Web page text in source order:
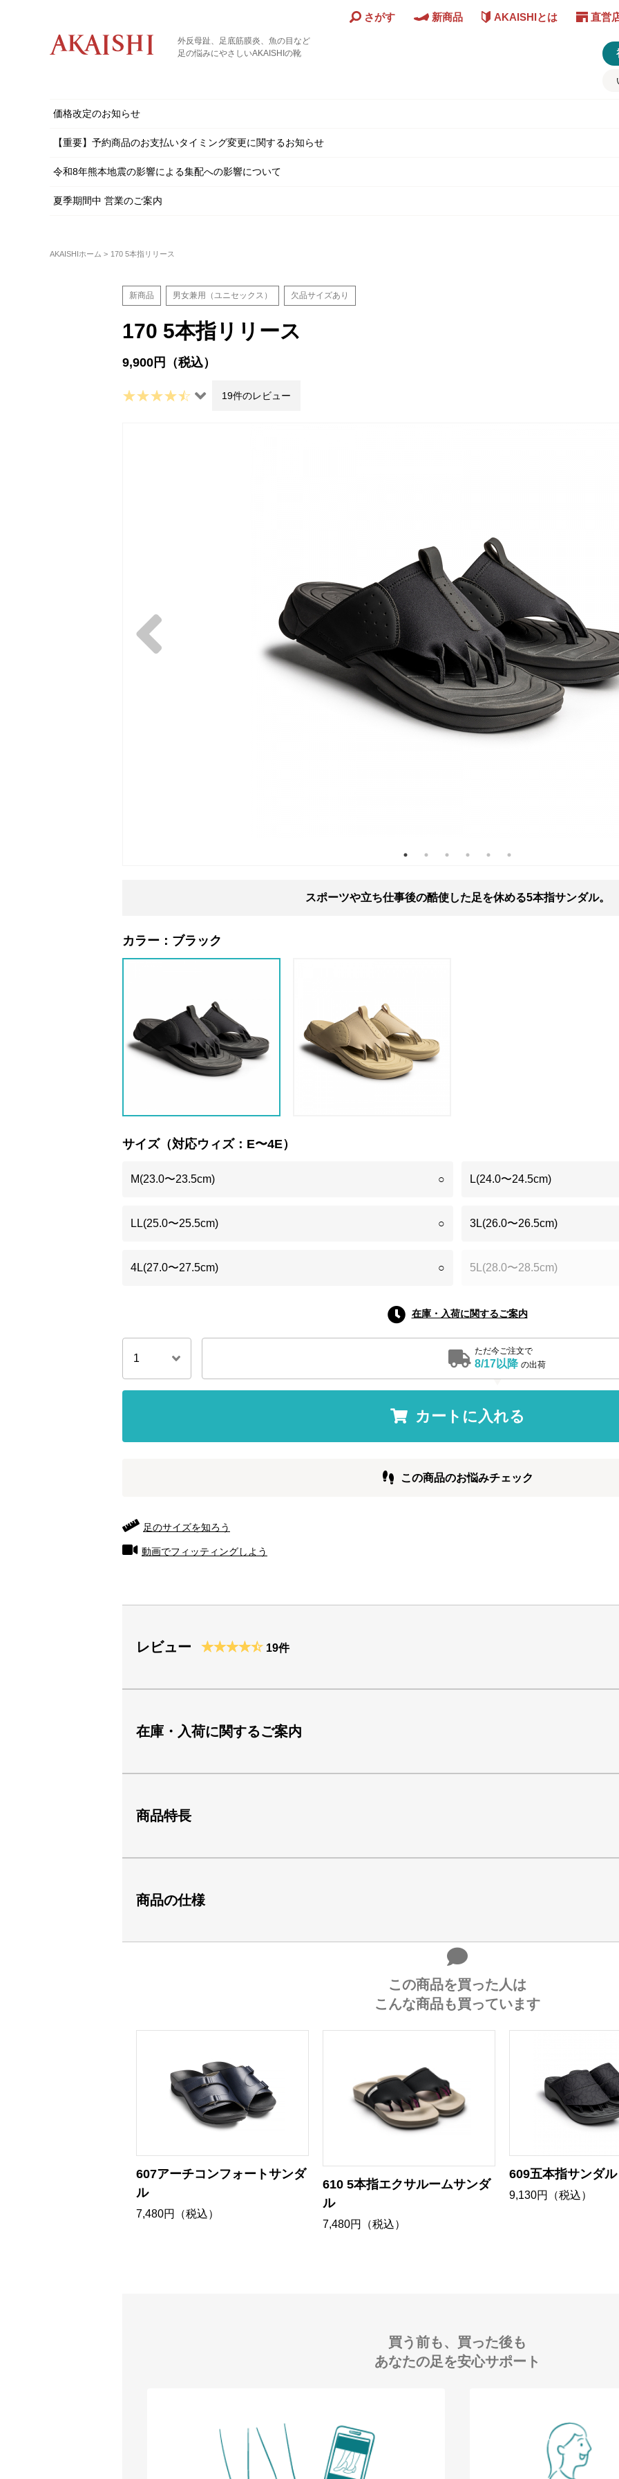
外反母趾、足底筋膜炎、魚の目など
足の悩みにやさしいAKAISHIの靴
さがす 新商品 AKAISHIとは 直営
価格改定のお知らせ
【重要】予約商品のお支払いタイミング変更に関するお知らせ
令和8年熊本地震の影響による集配への影響について
夏季期間中 営業のご案内
AKAISHIホーム 170 5本指リリース
新商品 男女兼用（ユニセックス） 欠品サイズあり
170 5本指リリース
9,900円（税込）
19件のレビュー
スポーツや立ち仕事後の酷使した足を休める5本指サンダル。
カラー： ブラック
サイズ（対応ウィズ：E〜4E）
M(23.0〜23.5cm) ○ L(24.0〜24.5cm)
LL(25.0〜25.5cm) ○ 3L(26.0〜26.5cm)
4L(27.0〜27.5cm) ○ 5L(28.0〜28.5cm)
在庫・入荷に関するご案内
ただ今ご注文で
8/17以降 の出荷
カートに入れる
この商品のお悩みチェック
足のサイズを知ろう
動画でフィッティングしよう
レビュー 19件
在庫・入荷に関するご案内
商品特長
商品の仕様
この商品を買った人は
こんな商品も買っています
607アーチコンフォートサンダ
ル
7,480円（税込）
610 5本指エクサルームサンダ
ル
7,480円（税込）
609五本指サンダル
9,130円（税込）
買う前も、買った後も
あなたの足を安心サポート